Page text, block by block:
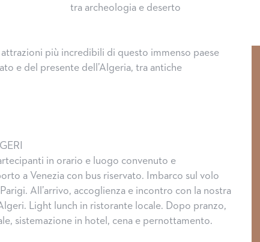
tra archeologia e deserto
più incredibili di questo immenso paese
e del presente dell’Algeria, tra antiche
in orario e luogo convenuto e
a Venezia con bus riservato. Imbarco sul volo
All’arrivo, accoglienza e incontro con la nostra
Light lunch in ristorante locale. Dopo pranzo,
sistemazione in hotel, cena e pernottamento.